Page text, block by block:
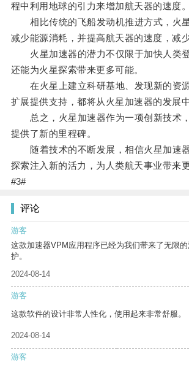
程中利用地球的引力来增加航天器的速度。
相比传统的飞船发动机推进方式，火
减少能源消耗，并提高航天器的速度，减
火星加速器的潜力不仅限于加快人类登
还能为火星探索带来更多可能。
在火星上建立科研基地、发现新的资
扩展提供支持，都将从火星加速器的发展中
总之，火星加速器作为一项创新技术
提供了新的里程碑。
随着技术的不断发展，相信火星加速
探索注入新的活力，为人类航天事业带来
#3#
评论
游客
这款加速器VPM应用程序已经为我们带来了无限
护。
2024-08-14
游客
这款软件的设计非常人性化，使用起来非常舒服。
2024-08-14
游客